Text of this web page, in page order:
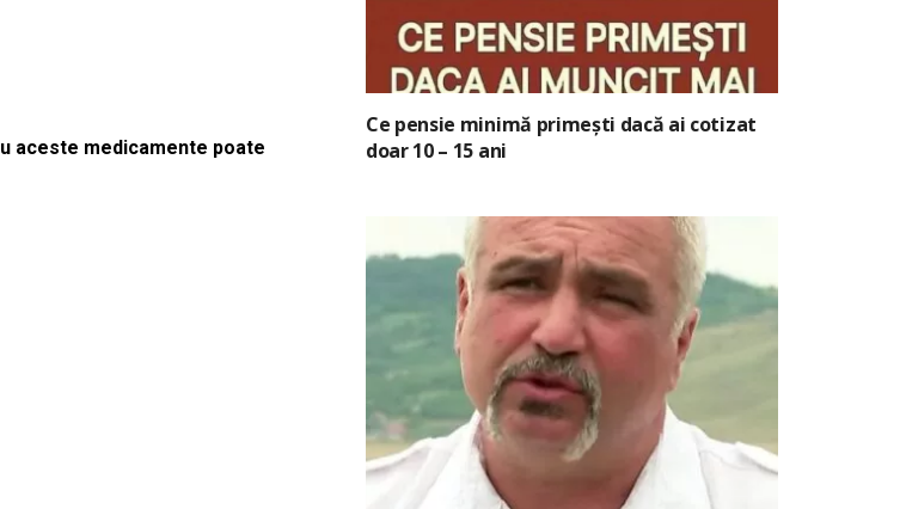
aceste medicamente poate
Ce pensie minimă primești dacă ai cotizat
doar 10 – 15 ani